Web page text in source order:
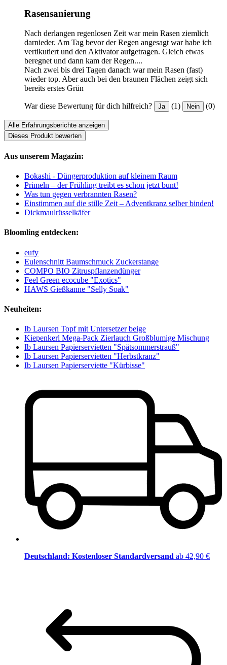
Rasensanierung
Nach derlangen regenlosen Zeit war mein Rasen ziemlich
darnieder. Am Tag bevor der Regen angesagt war habe ich
vertikutiert und den Aktivator aufgetragen. Gleich etwas
beregnet und dann kam der Regen....
Nach zwei bis drei Tagen danach war mein Rasen (fast)
wieder top. Aber auch bei den braunen Flächen zeigt sich
bereits erstes Grün
War diese Bewertung für dich hilfreich? Ja (1) Nein (0)
Alle Erfahrungsberichte anzeigen
Dieses Produkt bewerten
Aus unserem Magazin:
Bokashi - Düngerproduktion auf kleinem Raum
Primeln – der Frühling treibt es schon jetzt bunt!
Was tun gegen verbrannten Rasen?
Einstimmen auf die stille Zeit – Adventkranz selber binden!
Dickmaulrüsselkäfer
Bloomling entdecken:
eufy
Eulenschnitt Baumschmuck Zuckerstange
COMPO BIO Zitruspflanzendünger
Feel Green ecocube "Exotics"
HAWS Gießkanne "Selly Soak"
Neuheiten:
Ib Laursen Topf mit Untersetzer beige
Kiepenkerl Mega-Pack Zierlauch Großblumige Mischung
Ib Laursen Papierservietten "Spätsommerstrauß"
Ib Laursen Papierservietten "Herbstkranz"
Ib Laursen Papierserviette "Kürbisse"
Deutschland: Kostenloser Standardversand ab 42,90 €